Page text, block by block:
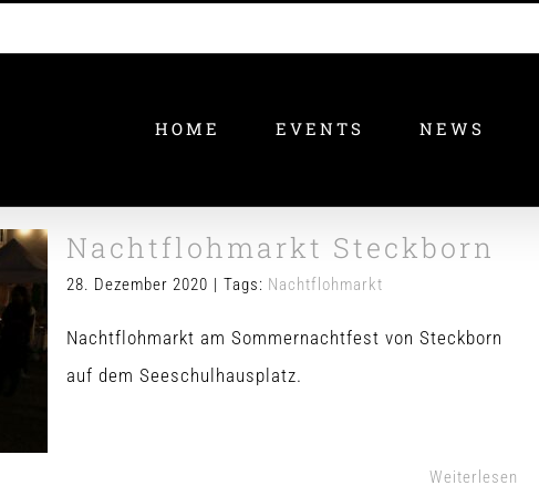
HOME EVENTS NEWS
Nachtflohmarkt Steckborn
28. Dezember 2020 | Tags: Nachtflohmarkt
Nachtflohmarkt am Sommernachtfest von Steckborn
auf dem Seeschulhausplatz.
Weiterlesen